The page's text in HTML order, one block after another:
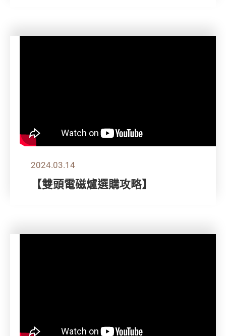
2024.03.14
【雙頭電磁爐選購攻略】